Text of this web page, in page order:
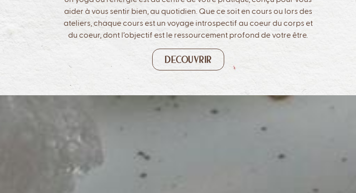
aider à vous sentir bien, au quotidien. Que ce soit en cours ou lors des
ateliers, chaque cours est un voyage introspectif au coeur du corps et
du coeur, dont l’objectif est le ressourcement profond de votre être.
DECOUVRIR